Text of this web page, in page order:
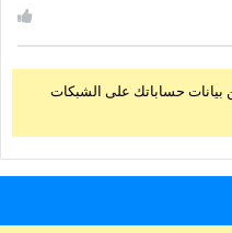
بيانات حساباتك على الشبكات